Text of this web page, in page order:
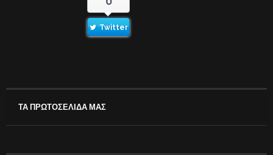
Twitter
ΤΑ ΠΡΩΤΟΣΕΛΙΔΑ ΜΑΣ